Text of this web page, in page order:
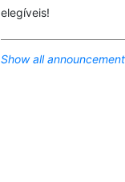
elegíveis!
Show all